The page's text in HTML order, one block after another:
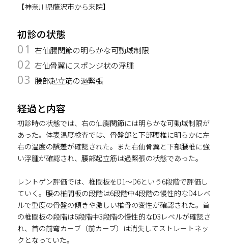
【神奈川県藤沢市から来院】
初診の状態
01 右仙腸関節の明らかな可動域制限
02 右仙骨翼にスポンジ状の浮腫
03 腰部起立筋の過緊張
経過と内容
初診時の状態では、右の仙腸関節には明らかな可動域制限が
あった。体表温度検査では、骨盤部と下部腰椎に明らかに左
右の温度の誤差が確認された。また右仙骨翼と下部腰椎に強
い浮腫が確認され、腰部起立筋は過緊張の状態であった。
レントゲン評価では、椎間板をD1～D6という6段階で評価し
ていく。腰の椎間板の段階は6段階中4段階の慢性的なD4レベ
ルで重度の骨盤の傾きや激しい椎骨の変性が確認された。首
の椎間板の段階は6段階中3段階の慢性的なD3レベルが確認さ
れ、首の前弯カーブ（前カーブ）は消失してストレートネッ
クとなっていた。